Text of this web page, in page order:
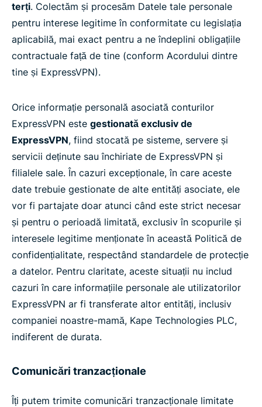
terți. Colectăm și procesăm Datele tale personale
pentru interese legitime în conformitate cu legislația
aplicabilă, mai exact pentru a ne îndeplini obligațiile
contractuale față de tine (conform Acordului dintre
tine și ExpressVPN).
Orice informație personală asociată conturilor
ExpressVPN este gestionată exclusiv de
ExpressVPN, fiind stocată pe sisteme, servere și
servicii deținute sau închiriate de ExpressVPN și
filialele sale. În cazuri excepționale, în care aceste
date trebuie gestionate de alte entități asociate, ele
vor fi partajate doar atunci când este strict necesar
și pentru o perioadă limitată, exclusiv în scopurile și
interesele legitime menționate în această Politică de
confidențialitate, respectând standardele de protecție
a datelor. Pentru claritate, aceste situații nu includ
cazuri în care informațiile personale ale utilizatorilor
ExpressVPN ar fi transferate altor entități, inclusiv
companiei noastre-mamă, Kape Technologies PLC,
indiferent de durata.
Comunicări tranzacționale
Îți putem trimite comunicări tranzacționale limitate